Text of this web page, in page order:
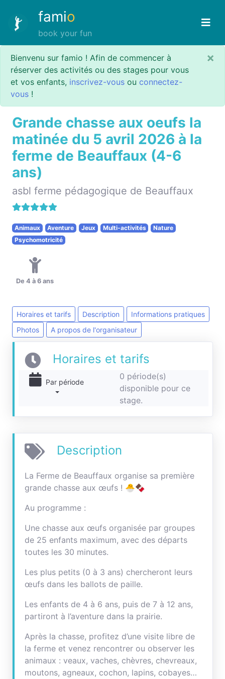
famio
book your fun
Bienvenu sur famio ! Afin de commencer à
réserver des activités ou des stages pour vous
et vos enfants, inscrivez-vous ou connectez-
vous !
×
Grande chasse aux oeufs la
matinée du 5 avril 2026 à la
ferme de Beauffaux (4-6
ans)
asbl ferme pédagogique de Beauffaux
Animaux Aventure Jeux Multi-activités
Nature
Psychomotricité
De 4 à 6 ans
Horaires et tarifs Description
Informations pratiques
Photos
A propos de l'organisateur
Horaires et tarifs
Par période
0 période(s)
disponible pour ce
stage.
Description
La Ferme de Beauffaux organise sa première
grande chasse aux œufs ! 🐣🍫
Au programme :
Une chasse aux œufs organisée par groupes
de 25 enfants maximum, avec des départs
toutes les 30 minutes.
Les plus petits (0 à 3 ans) chercheront leurs
œufs dans les ballots de paille.
Les enfants de 4 à 6 ans, puis de 7 à 12 ans,
partiront à l’aventure dans la prairie.
Après la chasse, profitez d’une visite libre de
la ferme et venez rencontrer ou observer les
animaux : veaux, vaches, chèvres, chevreaux,
moutons, agneaux, cochon, lapins, cobayes…